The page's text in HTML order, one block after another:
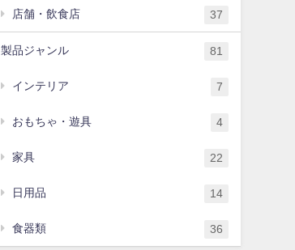
店舗・飲食店 37
製品ジャンル 81
インテリア 7
おもちゃ・遊具 4
家具 22
日用品 14
食器類 36